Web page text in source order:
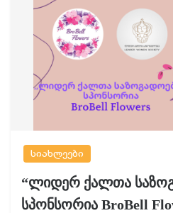
სიახლეები
“ლიდერ ქალთა
სპონსორია BroBell